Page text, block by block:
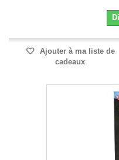
Ajouter à ma liste de
cadeaux